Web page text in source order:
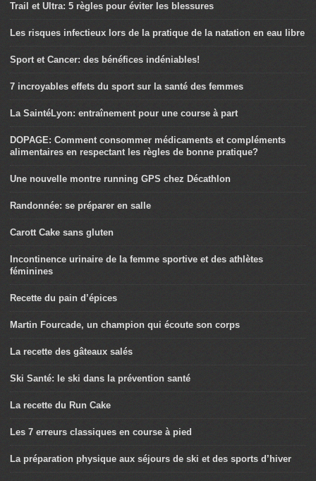
Trail et Ultra: 5 règles pour éviter les blessures
Les risques infectieux lors de la pratique de la natation en eau libre
Sport et Cancer: des bénéfices indéniables!
7 incroyables effets du sport sur la santé des femmes
La SaintéLyon: entraînement pour une course à part
DOPAGE: Comment consommer médicaments et compléments
alimentaires en respectant les règles de bonne pratique?
Une nouvelle montre running GPS chez Décathlon
Randonnée: se préparer en salle
Carott Cake sans gluten
Incontinence urinaire de la femme sportive et des athlètes
féminines
Recette du pain d’épices
Martin Fourcade, un champion qui écoute son corps
La recette des gâteaux salés
Ski Santé: le ski dans la prévention santé
La recette du Run Cake
Les 7 erreurs classiques en course à pied
La préparation physique aux séjours de ski et des sports d’hiver